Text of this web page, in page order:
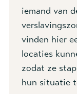
iemand van
vinden hier
locaties
zodat ze
hun situatie